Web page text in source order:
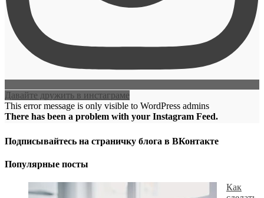
Давайте дружить в инстаграме
This error message is only visible to WordPress admins
There has been a problem with your Instagram Feed.
Подписывайтесь на страничку блога в ВКонтакте
Популярные посты
Как